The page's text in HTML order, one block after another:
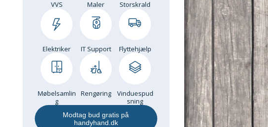
VVS Maler Storskrald
Elektriker IT Support Flyttehjælp
Møbelsamlin
g
Rengøring
Vinduespud
sning
Modtag bud gratis på
handyhand.dk